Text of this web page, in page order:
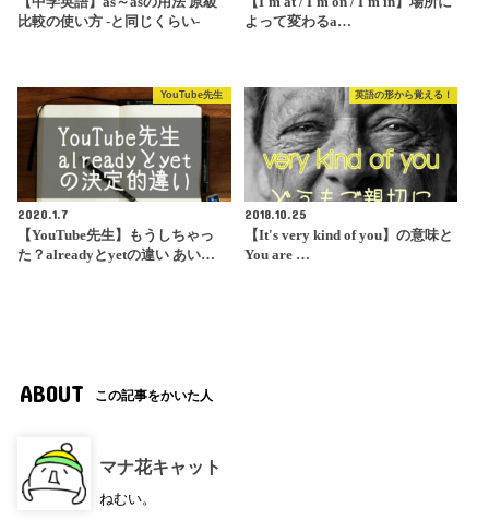
比較の使い方 -と同じくらい-
よって変わるa…
YouTube先生
2020.1.7
【YouTube先生】もうしちゃっ
た？alreadyとyetの違い あい…
英語の形から覚える！
2018.10.25
【It's very kind of you】の意味と
You are …
ABOUT この記事をかいた人
マナ花キャット
ねむい。